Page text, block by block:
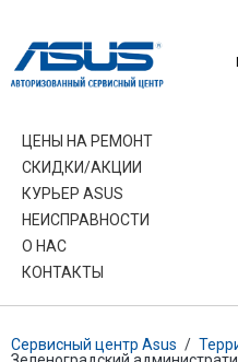
ЦЕНЫ НА РЕМОНТ
СКИДКИ/АКЦИИ
КУРЬЕР ASUS
НЕИСПРАВНОСТИ
О НАС
КОНТАКТЫ
Сервисный центр Asus /